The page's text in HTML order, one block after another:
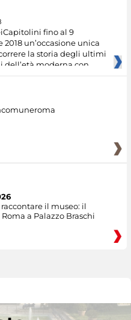
fino al 9
un’occasione unica
la storia degli ultimi
dell’età moderna con
il museo: il
a Palazzo Braschi